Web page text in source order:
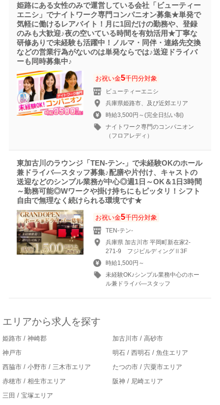
姫路にある女性のみで運営している会社「ビューティー
エニシ」でナイトワーク専門コンパニオン募集★単発で
気軽に働けるレアバイト！月に1回だけの勤務や、登録
のみも大歓迎♪夜の空いている時間を有効活用★丁寧な
研修ありで未経験も活躍中！ノルマ・同伴・連絡先交換
などの営業行為がないのは単発ならでは♪送迎ドライバ
ーも同時募集中♪
お祝い金5千円分対象
ビューティーエニシ
兵庫県姫路市、及び近郊エリア
時給3,500円～(完全日払い制)
ナイトワーク専門のコンパニオン
（フロアレディ）
東加古川のラウンジ「TEN-テン-」で未経験OKのホール
兼ドライバ―スタッフ募集♪配膳や片付け、キャストの
送迎などのシンプル業務が中心◎週1日～OK＆1日3時間
～勤務可能◎Wワークや掛け持ちにもピッタリ！シフト
自由で無理なく続けられる環境です★
お祝い金5千円分対象
TEN-テン-
兵庫県 加古川市 平岡町新在家2-
271-9 フジビルディングⅡ3F
時給1,500円～
未経験OK♪シンプル業務中心のホー
ル兼ドライバ―スタッフ
エリアから求人を探す
姫路市 / 神崎郡
加古川市 / 高砂市
神戸市
明石 / 西明石 / 魚住エリア
西脇市 / 小野市 / 三木市エリア
たつの市 / 宍粟市エリア
赤穂市 / 相生市エリア
阪神 / 尼崎エリア
三田 / 宝塚エリア